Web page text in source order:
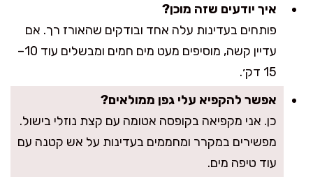
איך יודעים שזה מוכן?
פותחים בעדינות עלה אחד ובודקים שהאורז רך. אם
עדיין קשה, מוסיפים מעט מים חמים ומבשלים עוד 10–
15 דק׳.
אפשר להקפיא עלי גפן ממולאים?
כן. אני מקפיאה בקופסה אטומה עם קצת נוזלי בישול.
מפשירים במקרר ומחממים בעדינות על אש קטנה עם
עוד טיפה מים.